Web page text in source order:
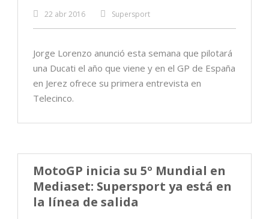
22 abr 2016 Supersport
Jorge Lorenzo anunció esta semana que pilotará
una Ducati el año que viene y en el GP de España
en Jerez ofrece su primera entrevista en
Telecinco.
MotoGP inicia su 5º Mundial en
Mediaset: Supersport ya está en
la línea de salida